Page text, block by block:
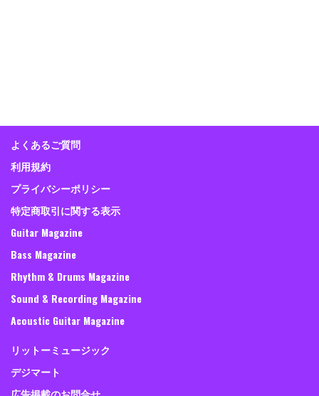
よくあるご質問
利用規約
プライバシーポリシー
特定商取引に関する表示
Guitar Magazine
Bass Magazine
Rhythm & Drums Magazine
Sound & Recording Magazine
Acoustic Guitar Magazine
リットーミュージック
デジマート